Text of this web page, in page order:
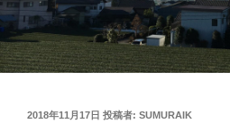
投
2018年11月17日 投稿者: SUMURAIK